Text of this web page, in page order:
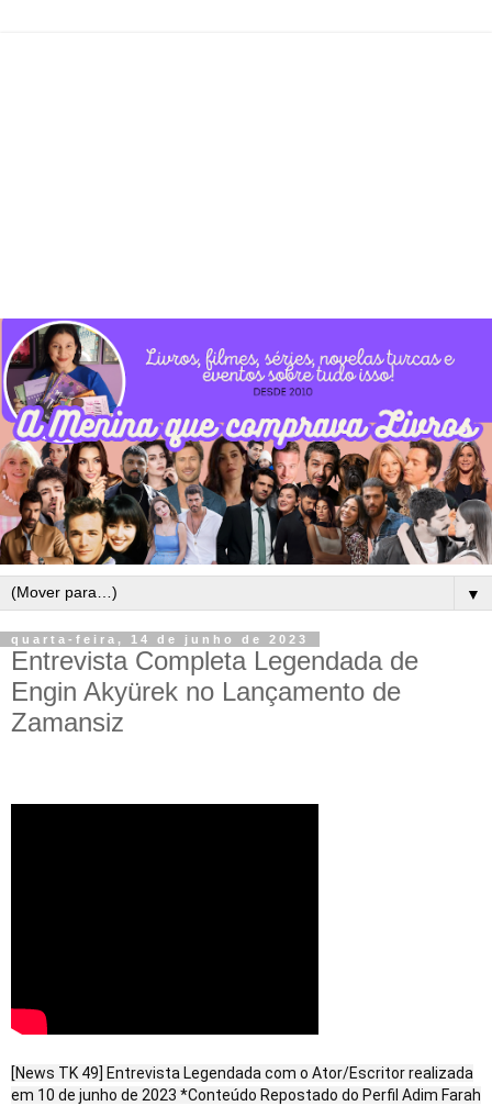
▼
quarta-feira, 14 de junho de 2023
Entrevista Completa Legendada de
Engin Akyürek no Lançamento de
Zamansiz
[News TK 49] Entrevista Legendada com o Ator/Escritor realizada
em 10 de junho de 2023 *Conteúdo Repostado do Perfil Adim Farah